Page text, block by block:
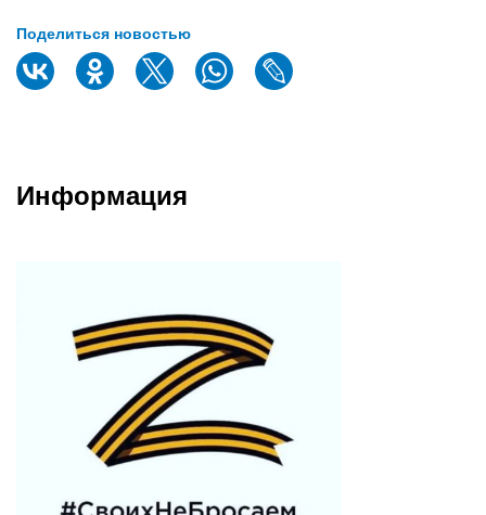
Поделиться новостью
Информация